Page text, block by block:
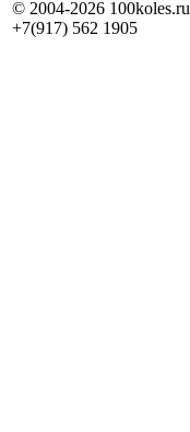
© 2004-2026 100koles.ru
+7(917) 562 1905